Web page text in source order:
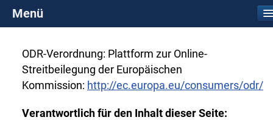
ODR-Verordnung: Plattform zur Online-
Streitbeilegung der Europäischen
Kommission: http://ec.europa.eu/consumers/odr/
Verantwortlich für den Inhalt dieser Seite:
Menü